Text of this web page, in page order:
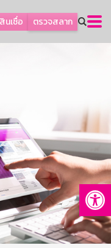
นเชื่อ ตรวจสลาก